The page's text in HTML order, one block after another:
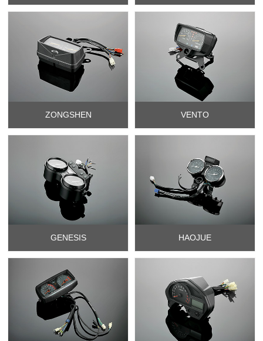
ZONGSHEN VENTO
GENESIS HAOJUE